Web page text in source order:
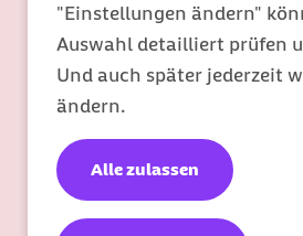
"Einstellungen ändern"
Auswahl detailliert prüfen
Und auch später jederzeit
ändern.
Alle zulassen